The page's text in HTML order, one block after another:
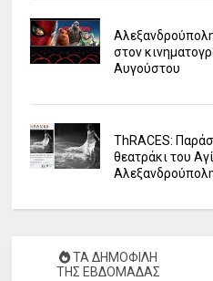
στον
Αυγούστου
ΤhRACES:
θεατράκι του
ΤΑ ΔΗΜΟΦΙΛΗ
ΤΗΣ ΕΒΔΟΜΑΔΑΣ